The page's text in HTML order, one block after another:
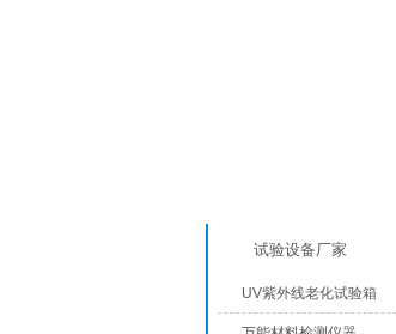
试验设备厂家
UV紫外线老化试验箱